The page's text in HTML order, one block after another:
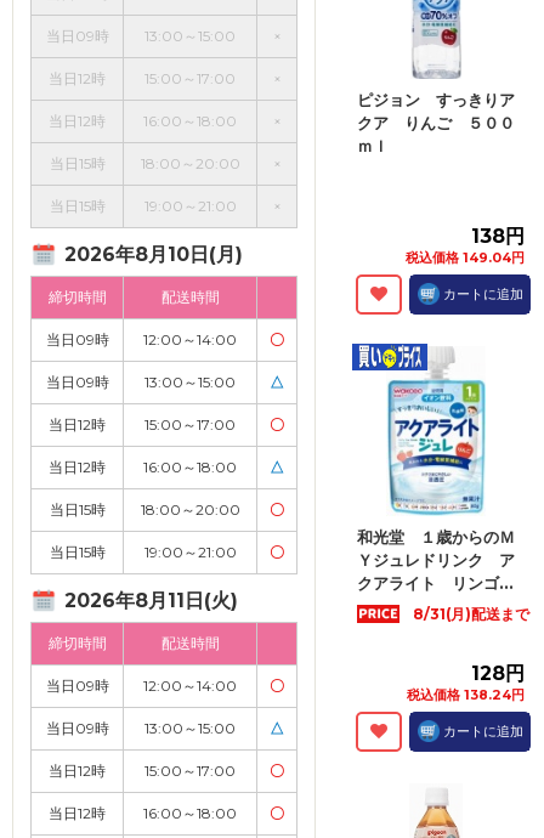
当日09時 13:00～15:00 ×
当日12時 15:00～17:00 ×
当日12時 16:00～18:00 ×
当日15時 18:00～20:00 ×
当日15時 19:00～21:00 ×
2026年8月10日(月)
締切時間 配送時間
当日09時 12:00～14:00 〇
当日09時 13:00～15:00 △
当日12時 15:00～17:00 〇
当日12時 16:00～18:00 △
当日15時 18:00～20:00 〇
当日15時 19:00～21:00 〇
2026年8月11日(火)
締切時間 配送時間
当日09時 12:00～14:00 〇
当日09時 13:00～15:00 △
当日12時 15:00～17:00 〇
当日12時 16:00～18:00 〇
ピジョン すっきりア
クア りんご ５００
ｍｌ
138円
税込価格 149.04円
カートに追加
和光堂 １歳からのＭ
Ｙジュレドリンク ア
クアライト リンゴ...
8/31(月)配送まで
128円
税込価格 138.24円
カートに追加